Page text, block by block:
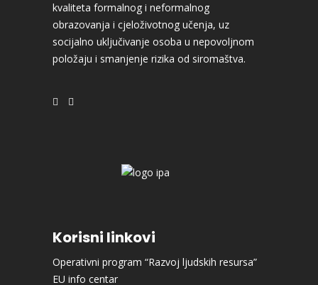
kvaliteta formalnog i neformalnog
obrazovanja i cjeloživotnog učenja, uz
socijalno uključivanje osoba u nepovoljnom
položaju i smanjenje rizika od siromaštva.
Korisni linkovi
Operativni program “Razvoj ljudskih resursa”
EU info centar